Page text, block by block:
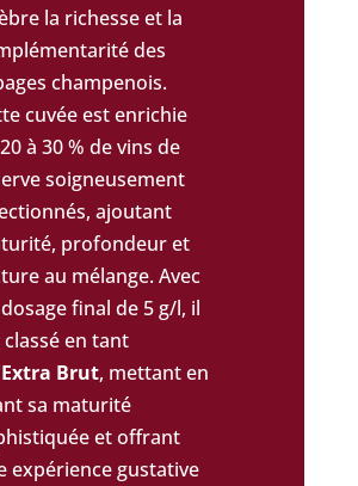
la richesse et la
des
champenois.
cuvée est enrichie
à 30 % de vins de
soigneusement
ajoutant
profondeur et
au mélange. Avec
final de 5 g/l, il
classé en tant
Extra Brut, mettant en
sa maturité
et offrant
expérience gustative